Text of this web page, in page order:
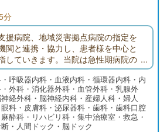
分
援病院、地域災害拠点病院の指定を
関と連携・協力し、患者様を中心と
していきます。当院は急性期病院の
療、また緊急性の高い処置や治療が
療しているため、一般診療の患者様
が多くあります。気になる症状があ
かかりつけ医にご相談ください。
呼吸器内科・血液内科・循環器内科・内
外科・消化器外科・血管外科・乳腺外
経外科・脳神経内科・産婦人科・婦人
科・皮膚科・泌尿器科・歯科・歯科口腔
酔科・リハビリ科・集中治療室・救急・
・人間ドック・脳ドック